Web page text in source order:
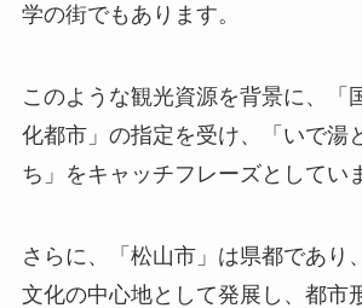
学の街でもあります。
このような観光資源を背景に、「
化都市」の指定を受け、「いで湯
ち」をキャッチフレーズとしてい
さらに、「松山市」は県都であり
文化の中心地として発展し、都市